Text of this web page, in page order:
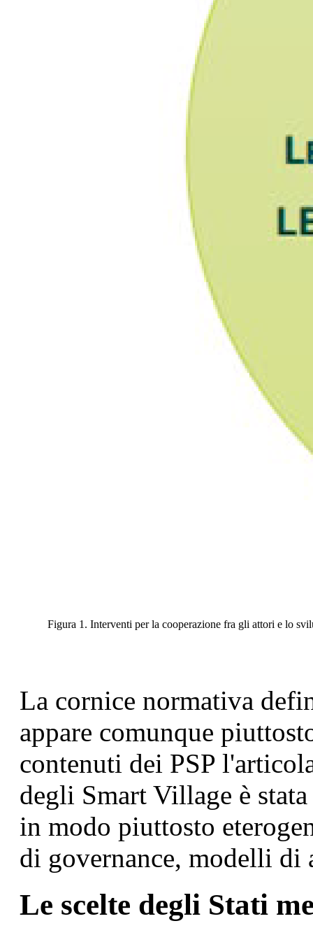
Figura 1. Interventi per la cooperazione fra gli attori e lo
La cornice normativa
appare comunque
contenuti dei PSP
degli Smart Village è
in modo piuttosto
di governance, modelli
Le scelte degli Stati